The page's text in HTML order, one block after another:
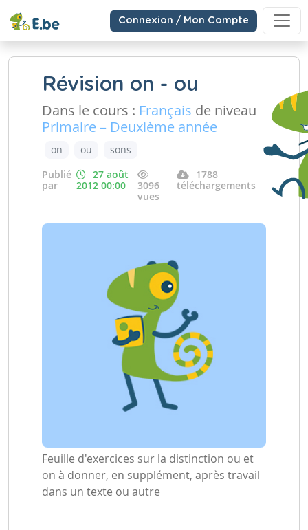
Connexion / Mon Compte
Révision on - ou
Dans le cours : Français de niveau
Primaire – Deuxième année
on ou
sons
Publié
par
27 août
2012 00:00
3096
vues
1788
téléchargements
Feuille d'exercices sur la distinction ou et
on à donner, en supplément, après travail
dans un texte ou autre